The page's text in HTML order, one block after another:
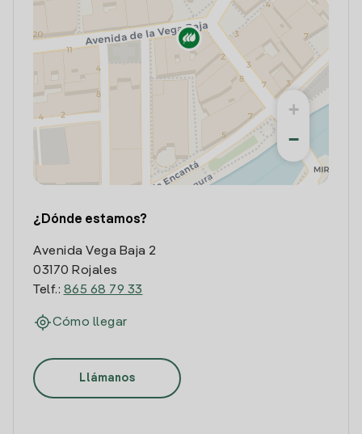
+
−
¿Dónde estamos?
Avenida Vega Baja 2
03170 Rojales
Telf.: 865 68 79 33
Cómo llegar
Llámanos